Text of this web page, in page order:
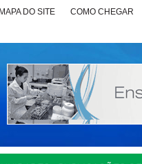
MAPA DO SITE COMO CHEGAR